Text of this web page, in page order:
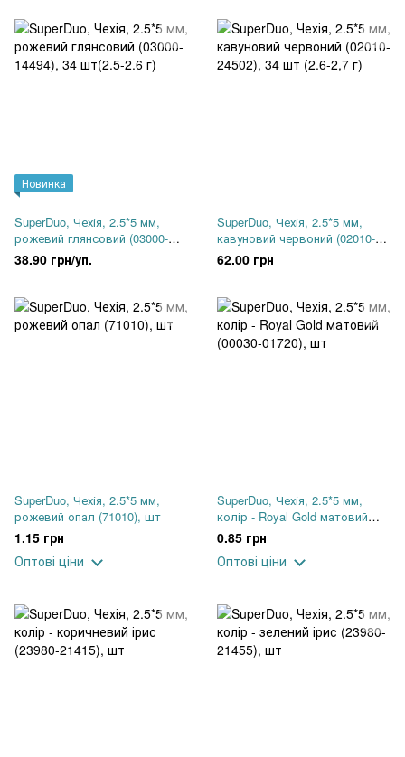
Новинка
SuperDuo, Чехія, 2.5*5 мм,
рожевий глянсовий (03000-
14494), 34 шт(2.5-2.6 г)
38.90 грн/уп.
SuperDuo, Чехія, 2.5*5 мм,
кавуновий червоний (02010-
24502), 34 шт (2.6-2,7 г)
62.00 грн
SuperDuo, Чехія, 2.5*5 мм,
рожевий опал (71010), шт
1.15 грн
Оптові ціни
SuperDuo, Чехія, 2.5*5 мм,
колір - Royal Gold матовий
(00030-01720), шт
0.85 грн
Оптові ціни